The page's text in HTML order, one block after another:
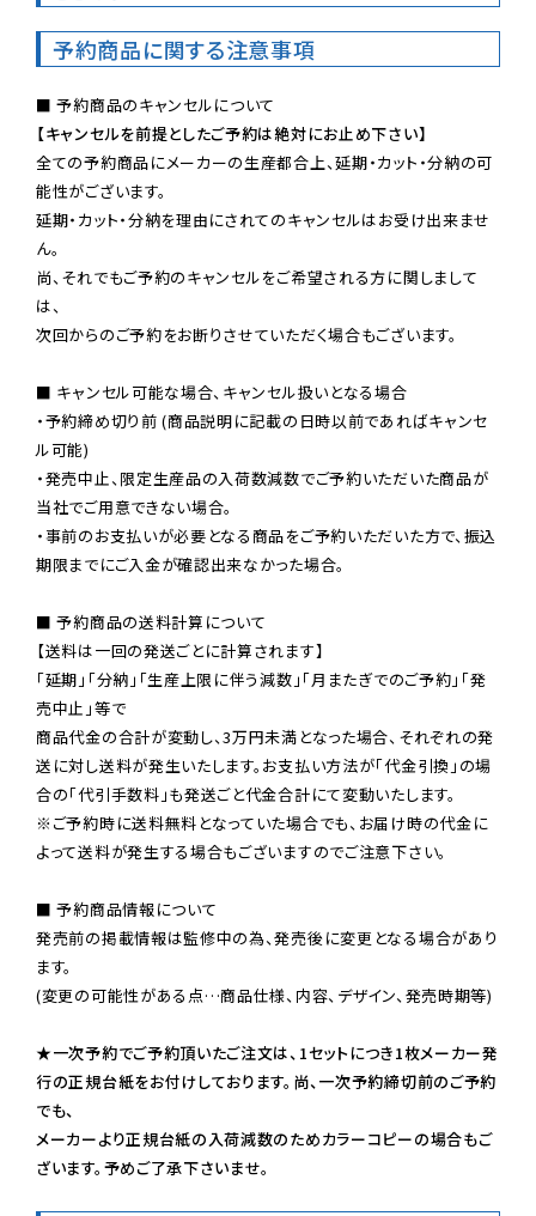
予約商品に関する注意事項
【キャンセルを前提としたご予約は絶対にお止め下さい】
全ての予約商品にメーカーの生産都合上、延期・カット・分納の可
能性がございます。
延期・カット・分納を理由にされてのキャンセルはお受け出来ませ
ん。
尚、それでもご予約のキャンセルをご希望される方に関しまして
は、
次回からのご予約をお断りさせていただく場合もございます。
■ キャンセル可能な場合、キャンセル扱いとなる場合
・予約締め切り前 (商品説明に記載の日時以前であればキャンセ
ル可能)
・発売中止、限定生産品の入荷数減数でご予約いただいた商品が
当社でご用意できない場合。
・事前のお支払いが必要となる商品をご予約いただいた方で、振込
期限までにご入金が確認出来なかった場合。
■ 予約商品の送料計算について
【送料は一回の発送ごとに計算されます】
「延期」「分納」「生産上限に伴う減数」「月またぎでのご予約」「発
売中止」等で
商品代金の合計が変動し、3万円未満となった場合、それぞれの発
送に対し送料が発生いたします。お支払い方法が「代金引換」の場
※ご予約時に送料無料となっていた場合でも、お届け時の代金に
よって送料が発生する場合もございますのでご注意下さい。
■ 予約商品情報について
発売前の掲載情報は監修中の為、発売後に変更となる場合があり
ます。
(変更の可能性がある点…商品仕様、内容、デザイン、発売時期等)
★一次予約でご予約頂いたご注文は、1セットにつき1枚メーカー発
行の正規台紙をお付けしております。尚、一次予約締切前のご予約
でも、
メーカーより正規台紙の入荷減数のためカラーコピーの場合もご
ざいます。予めご了承下さいませ。